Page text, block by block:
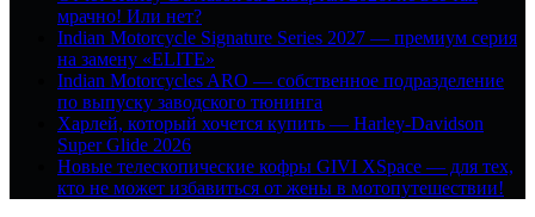
мрачно! Или нет?
Indian Motorcycle Signature Series 2027 — премиум серия
на замену «ELITE»
Indian Motorcycles ARO — собственное подразделение
по выпуску заводского тюнинга
Харлей, который хочется купить — Harley-Davidson
Super Glide 2026
Новые телескопические кофры GIVI XSpace — для тех,
кто не может избавиться от жены в мотопутешествии!